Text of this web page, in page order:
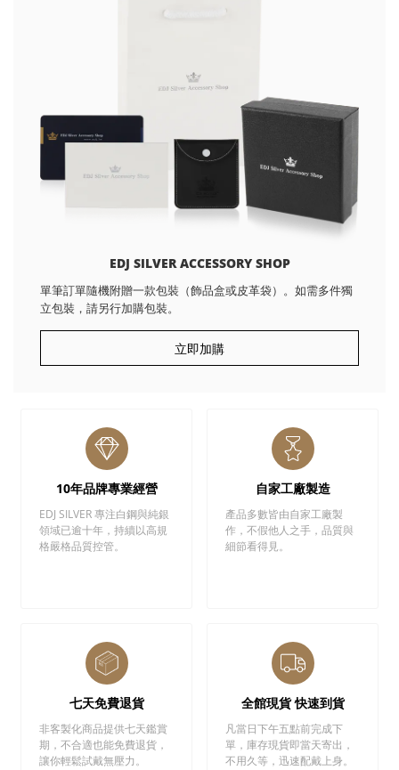
EDJ SILVER ACCESSORY SHOP
單筆訂單隨機附贈一款包裝（飾品盒或皮革袋）。如需多件獨
立包裝，請另行加購包裝。
立即加購
10年品牌專業經營
EDJ SILVER 專注白鋼與純銀
領域已逾十年，持續以高規
格嚴格品質控管。
自家工廠製造
產品多數皆由自家工廠製
作，不假他人之手，品質與
細節看得見。
七天免費退貨
非客製化商品提供七天鑑賞
期，不合適也能免費退貨，
讓你輕鬆試戴無壓力。
全館現貨 快速到貨
凡當日下午五點前完成下
單，庫存現貨即當天寄出，
不用久等，迅速配戴上身。